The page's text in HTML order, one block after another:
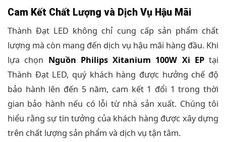
Cam Kết Chất Lượng và Dịch Vụ Hậu Mãi
Thành Đạt LED không chỉ cung cấp sản phẩm chất
lượng mà còn mang đến dịch vụ hậu mãi hàng đầu. Khi
lựa chọn Nguồn Philips Xitanium 100W Xi EPtại
Thành Đạt LED, quý khách hàng được hưởng chế độ
bảo hành lên đến 5 năm, cam kết 1 đổi 1 trong thời
gian bảo hành nếu có lỗi từ nhà sản xuất. Chúng tôi
hiểu rằng sự tin tưởng của khách hàng được xây dựng
trên chất lượng sản phẩm và dịch vụ tận tâm.